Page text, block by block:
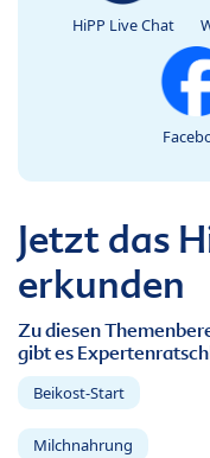
HiPP Live Chat
Jetzt das
erkunden
Zu diesen
gibt es
Beikost-Start
Milchnahrung